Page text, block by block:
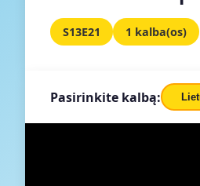
S13E21 1 kalba(os)
Pasirinkite kalbą: